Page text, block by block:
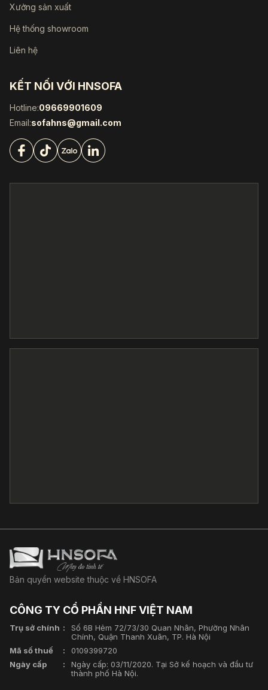
Xưởng sản xuất
Hệ thống showroom
Liên hệ
KẾT NỐI VỚI HNSOFA
Hotline:09669901609
Email:sofahns@gmail.com
Bản quyền website thuộc về HNSOFA
CÔNG TY CỔ PHẦN HNF VIỆT NAM
Trụ sở chính
Số 6B Hẻm 72/73/30 Quan Nhân, Phường Nhân
Chính, Quận Thanh Xuân, TP. Hà Nội
Mã số thuế
0109399720
Ngày cấp
Ngày cấp: 03/11/2020. Tại Sở kế hoạch và đầu tư
thành phố Hà Nội.